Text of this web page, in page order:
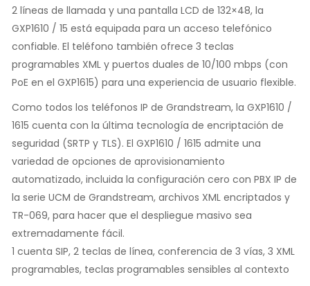
2 líneas de llamada y una pantalla LCD de 132×48, la
GXP1610 / 15 está equipada para un acceso telefónico
confiable. El teléfono también ofrece 3 teclas
programables XML y puertos duales de 10/100 mbps (con
PoE en el GXP1615) para una experiencia de usuario flexible.
Como todos los teléfonos IP de Grandstream, la GXP1610 /
1615 cuenta con la última tecnología de encriptación de
seguridad (SRTP y TLS). El GXP1610 / 1615 admite una
variedad de opciones de aprovisionamiento
automatizado, incluida la configuración cero con PBX IP de
la serie UCM de Grandstream, archivos XML encriptados y
TR-069, para hacer que el despliegue masivo sea
extremadamente fácil.
1 cuenta SIP, 2 teclas de línea, conferencia de 3 vías, 3 XML
programables, teclas programables sensibles al contexto